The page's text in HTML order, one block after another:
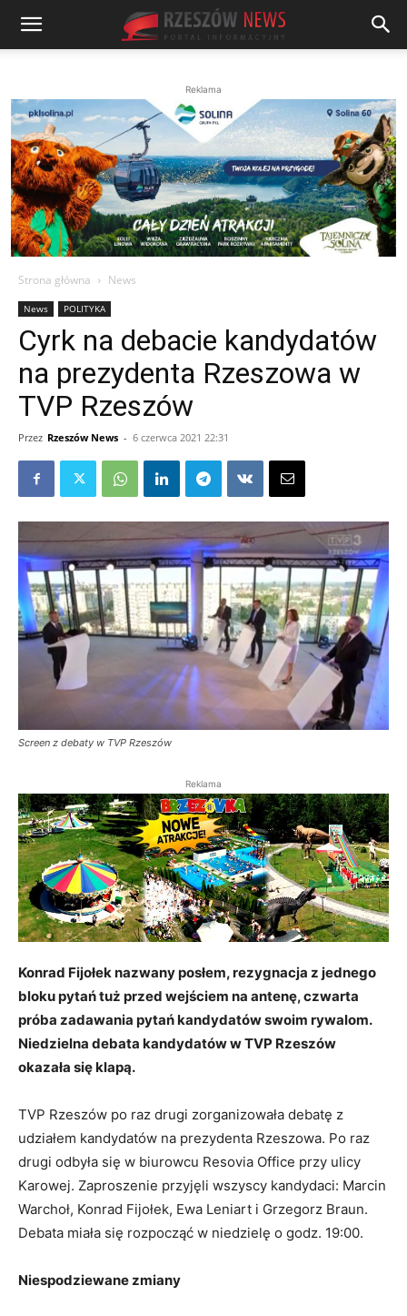
Reklama
Strona główna News
News POLITYKA
Cyrk na debacie kandydatów
na prezydenta Rzeszowa w
TVP Rzeszów
Przez Rzeszów News - 6 czerwca 2021 22:31
Screen z debaty w TVP Rzeszów
Reklama
Konrad Fijołek nazwany posłem, rezygnacja z jednego
bloku pytań tuż przed wejściem na antenę, czwarta
próba zadawania pytań kandydatów swoim rywalom.
Niedzielna debata kandydatów w TVP Rzeszów
okazała się klapą.
TVP Rzeszów po raz drugi zorganizowała debatę z
udziałem kandydatów na prezydenta Rzeszowa. Po raz
drugi odbyła się w biurowcu Resovia Office przy ulicy
Karowej. Zaproszenie przyjęli wszyscy kandydaci: Marcin
Warchoł, Konrad Fijołek, Ewa Leniart i Grzegorz Braun.
Debata miała się rozpocząć w niedzielę o godz. 19:00.
Niespodziewane zmiany